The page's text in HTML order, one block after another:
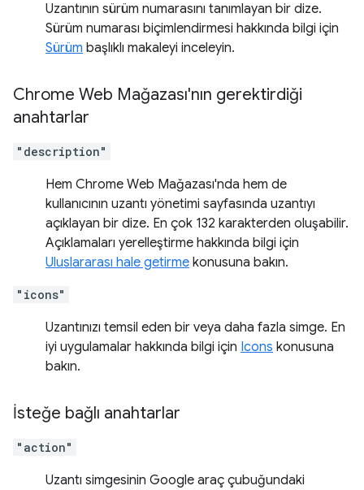
Uzantının sürüm numarasını tanımlayan bir dize.
Sürüm numarası biçimlendirmesi hakkında bilgi için
Sürüm başlıklı makaleyi inceleyin.
Chrome Web Mağazası'nın gerektirdiği
anahtarlar
"description"
Hem Chrome Web Mağazası'nda hem de
kullanıcının uzantı yönetimi sayfasında uzantıyı
açıklayan bir dize. En çok 132 karakterden oluşabilir.
Açıklamaları yerelleştirme hakkında bilgi için
Uluslararası hale getirme konusuna bakın.
"icons"
Uzantınızı temsil eden bir veya daha fazla simge. En
iyi uygulamalar hakkında bilgi için Icons konusuna
bakın.
İsteğe bağlı anahtarlar
"action"
Uzantı simgesinin Google araç çubuğundaki